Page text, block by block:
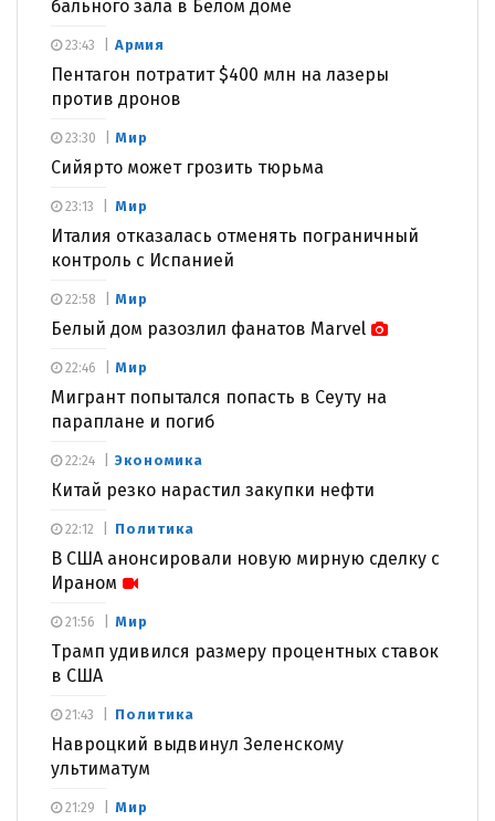
бального зала в Белом доме
Армия
Пентагон потратит $400 млн на лазеры
против дронов
23:43
Мир
Сийярто может грозить тюрьма
23:30
Мир
Италия отказалась отменять пограничный
контроль с Испанией
23:13
Мир
Белый дом разозлил фанатов Marvel
22:58
Мир
Мигрант попытался попасть в Сеуту на
параплане и погиб
22:46
Экономика
Китай резко нарастил закупки нефти
22:24
Политика
В США анонсировали новую мирную сделку с
Ираном
22:12
Мир
Трамп удивился размеру процентных ставок
в США
21:56
Политика
Навроцкий выдвинул Зеленскому
ультиматум
21:43
Мир
21:29